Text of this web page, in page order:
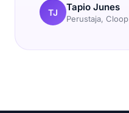
TJ Tapio Junes
Perustaja, Cloop